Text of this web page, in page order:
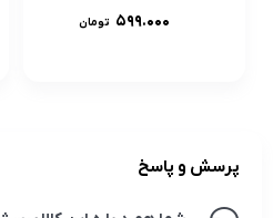
۵۹۹.۰۰۰ تومان
پرسش و پاسخ